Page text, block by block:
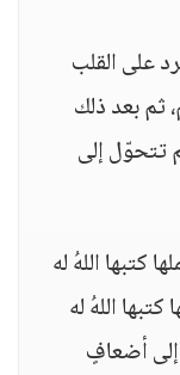
على القلب
ثم بعد ذلك
تتحوّل إلى
اللهُ له
اللهُ له
أضعافٍ